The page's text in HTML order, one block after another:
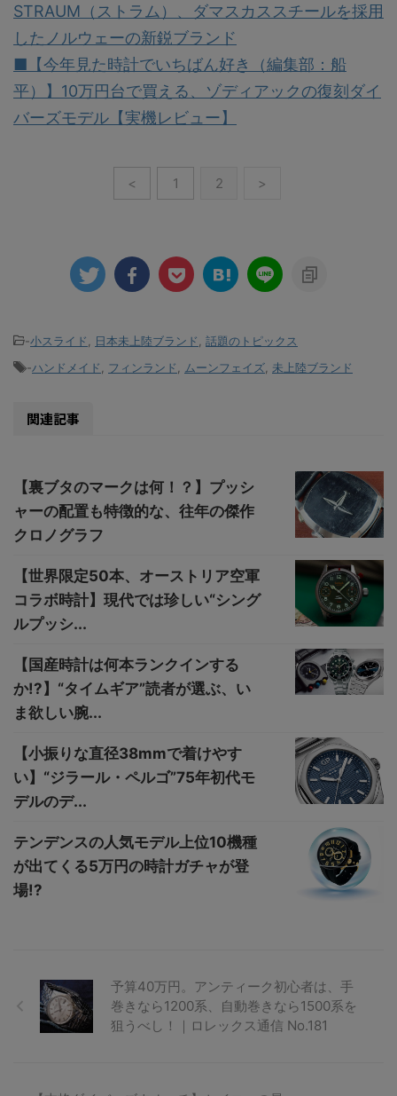
STRAUM（ストラム）、ダマスカススチールを採用
したノルウェーの新鋭ブランド
■【今年見た時計でいちばん好き（編集部：船
平）】10万円台で買える、ゾディアックの復刻ダイ
バーズモデル【実機レビュー】
< 1 2 >
-小スライド 日本未上陸ブランド
話題のトピックス
-ハンドメイド フィンランド ムーンフェイズ 未上陸ブランド
関連記事
【裏ブタのマークは何！？】プッシ
ャーの配置も特徴的な、往年の傑作
クロノグラフ
【世界限定50本、オーストリア空軍
コラボ時計】現代では珍しい“シング
ルプッシ...
【国産時計は何本ランクインする
か!?】“タイムギア”読者が選ぶ、い
ま欲しい腕...
【小振りな直径38mmで着けやす
い】“ジラール・ペルゴ”75年初代モ
デルのデ...
テンデンスの人気モデル上位10機種
が出てくる5万円の時計ガチャが登
場!?
予算40万円。アンティーク初心者は、手
巻きなら1200系、自動巻きなら1500系を
狙うべし！｜ロレックス通信 No.181